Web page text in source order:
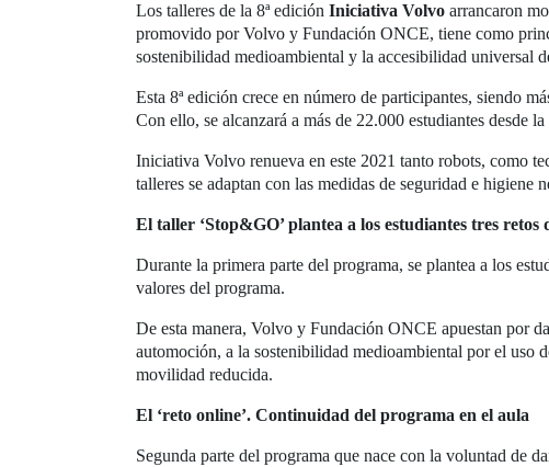
Los talleres de la 8ª edición Iniciativa Volvo arrancaron
promovido por Volvo y Fundación ONCE, tiene como
sostenibilidad medioambiental y la accesibilidad universal
Esta 8ª edición crece en número de participantes, siendo
Con ello, se alcanzará a más de 22.000 estudiantes desde
Iniciativa Volvo renueva en este 2021 tanto robots, como
talleres se adaptan con las medidas de seguridad e higiene
El taller ‘Stop&GO’ plantea a los estudiantes tres retos
Durante la primera parte del programa, se plantea a los
valores del programa.
De esta manera, Volvo y Fundación ONCE apuestan por
automoción, a la sostenibilidad medioambiental por el uso
movilidad reducida.
El ‘reto online’. Continuidad del programa en el aula
Segunda parte del programa que nace con la voluntad de